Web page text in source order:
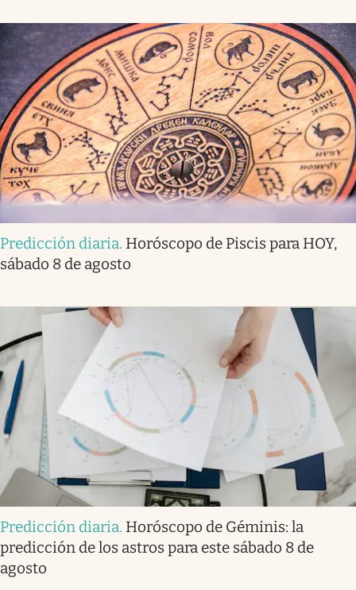
Predicción diaria. Horóscopo de Piscis para HOY,
sábado 8 de agosto
Predicción diaria. Horóscopo de Géminis: la
predicción de los astros para este sábado 8 de
agosto